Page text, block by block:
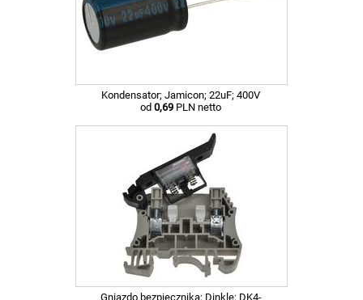
Kondensator; Jamicon; 22uF; 400V
od 0,69 PLN netto
Gniazdo bezpiecznika; Dinkle; DK4-